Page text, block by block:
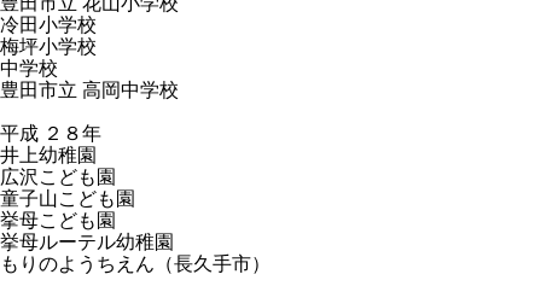
冷田小学校
梅坪小学校
中学校
豊田市立 高岡中学校
平成 ２８年
井上幼稚園
広沢こども園
童子山こども園
挙母こども園
挙母ルーテル幼稚園
もりのようちえん（長久手市）